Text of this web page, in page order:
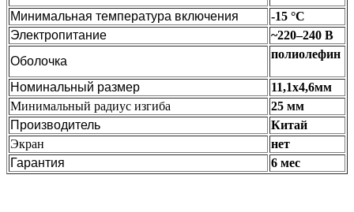
Минимальная температура включения
-15 °С
Электропитание
~220–240 В
Оболочка
полиолефин
Номинальный размер
11,1х4,6мм
Минимальный радиус изгиба
25 мм
Производитель
Китай
Экран
нет
Гарантия
6 мес